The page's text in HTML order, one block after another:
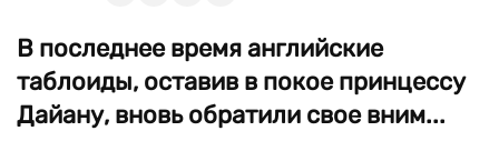
В последнее время английские
таблоиды, оставив в покое принцессу
Дайану, вновь обратили свое вним...